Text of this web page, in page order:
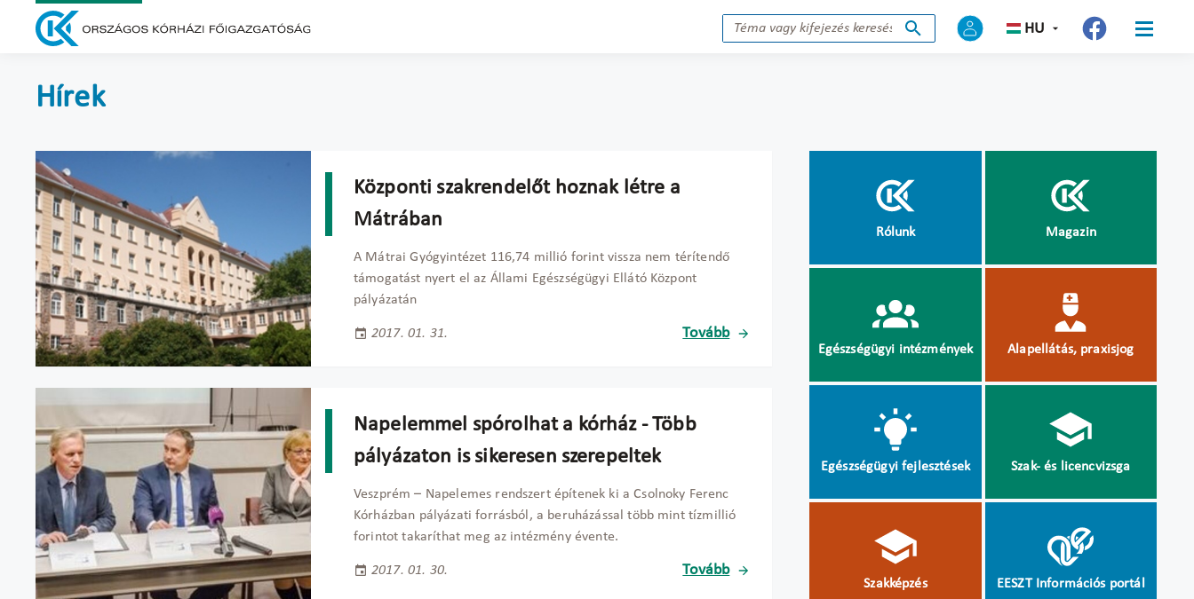
HU
Hírek
Központi szakrendelőt hoznak létre a
Mátrában
A Mátrai Gyógyintézet 116,74 millió forint vissza nem térítendő
támogatást nyert el az Állami Egészségügyi Ellátó Központ
pályázatán
2017. 01. 31. Tovább
Napelemmel spórolhat a kórház - Több
pályázaton is sikeresen szerepeltek
Veszprém – Napelemes rendszert építenek ki a Csolnoky Ferenc
Kórházban pályázati forrásból, a beruházással több mint tízmillió
forintot takaríthat meg az intézmény évente.
2017. 01. 30. Tovább
Rólunk Magazin
Egészségügyi intézmények Alapellátás, praxisjog
Egészségügyi fejlesztések Szak- és licencvizsga
Szakképzés EESZT Információs portál